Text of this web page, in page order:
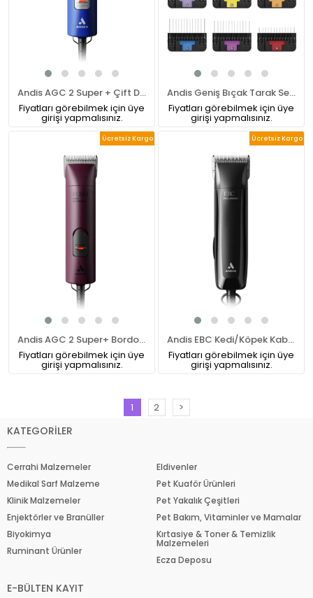
Andis AGC 2 Super + Çift Devirli Tıraş Makinesi
Fiyatları görebilmek için üye
girişi yapmalısınız.
Andis Geniş Bıçak Tarak Seti 8 Parça
Fiyatları görebilmek için üye
girişi yapmalısınız.
Andis AGC 2 Super+ Bordo Çift Devirli Tıraş Makinesi
Ücretsiz Kargo
Fiyatları görebilmek için üye
girişi yapmalısınız.
Andis EBC Kedi/Köpek Kablolu Tıraş Makinesi (53335)
Ücretsiz Kargo
Fiyatları görebilmek için üye
girişi yapmalısınız.
1 2 >
KATEGORİLER
Cerrahi Malzemeler
Medikal Sarf Malzeme
Klinik Malzemeler
Enjektörler ve Branüller
Biyokimya
Ruminant Ürünler
Eldivenler
Pet Kuaför Ürünleri
Pet Yakalık Çeşitleri
Pet Bakım, Vitaminler ve Mamalar
Kırtasiye & Toner & Temizlik
Malzemeleri
Ecza Deposu
E-BÜLTEN KAYIT